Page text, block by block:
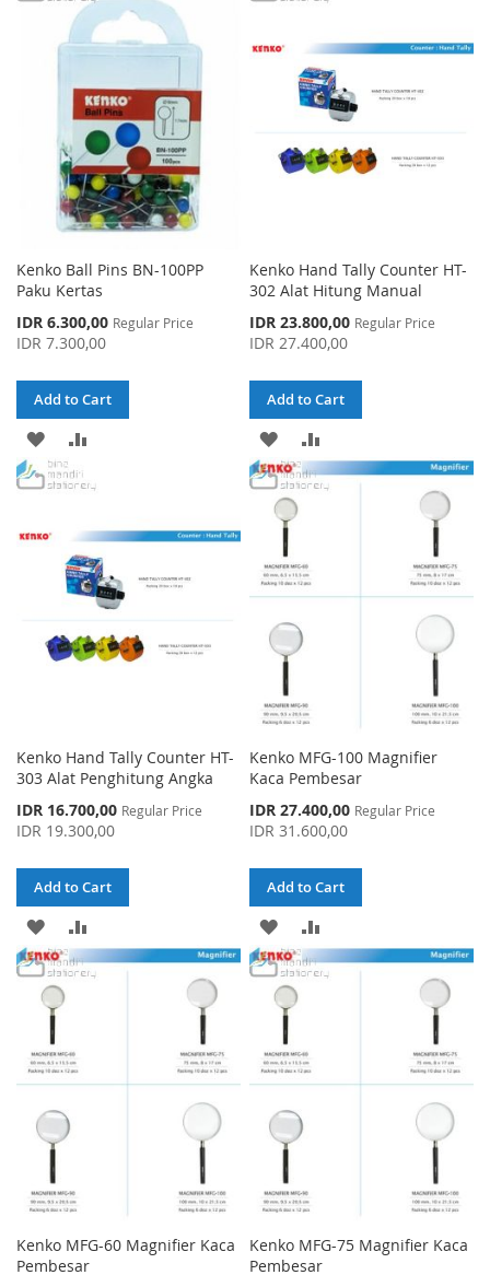
WISH
COMPARE
LIST
Kenko Ball Pins BN-100PP
Paku Kertas
Special
Price
IDR 6.300,00 Regular Price
IDR 7.300,00
Add to Cart
ADD
TO
LIST
Kenko Hand Tally Counter HT-
302 Alat Hitung Manual
Special
Price
IDR 23.800,00 Regular Price
IDR 27.400,00
Add to Cart
ADD
TO
WISH
LIST
TO
Kenko Hand Tally Counter HT-
303 Alat Penghitung Angka
Special
Price
IDR 16.700,00 Regular Price
IDR 19.300,00
Add to Cart
ADD
TO
WISH
LIST
TO
Kenko MFG-100 Magnifier
Kaca Pembesar
Special
Price
IDR 27.400,00 Regular Price
IDR 31.600,00
Add to Cart
ADD
TO
WISH
LIST
TO
Kenko MFG-60 Magnifier Kaca
Pembesar
Kenko MFG-75 Magnifier Kaca
Pembesar